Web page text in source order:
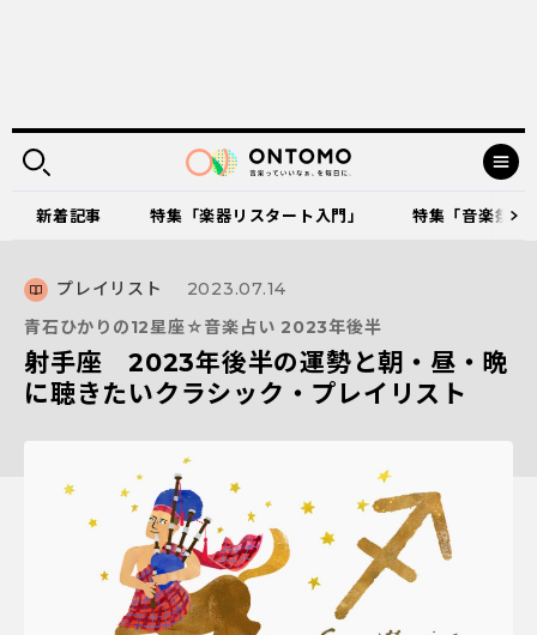
新着記事 特集「楽器リスタート入門」 特集「音楽祭
プレイリスト
2023.07.14
青石ひかりの12星座☆音楽占い 2023年後半
射手座 2023年後半の運勢と朝・昼・晩
に聴きたいクラシック・プレイリスト